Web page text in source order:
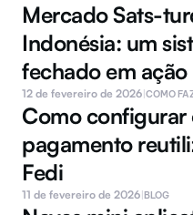
Mercado Sats-
Indonésia: um
fechado em ação
12 de fevereiro de 2026|COMO
Como configurar
pagamento
Fedi
11 de fevereiro de 2026|BLOG